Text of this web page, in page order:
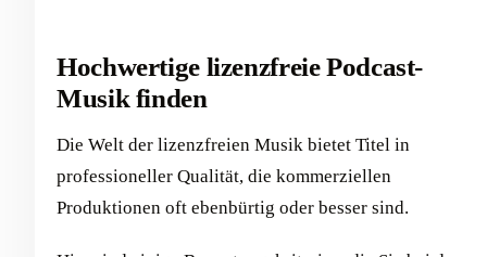
Hochwertige lizenzfreie Podcast-
Musik finden
Die Welt der lizenzfreien Musik bietet Titel in
professioneller Qualität, die kommerziellen
Produktionen oft ebenbürtig oder besser sind.